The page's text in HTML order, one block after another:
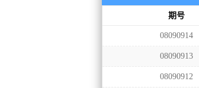
期号
08090914
08090913
08090912